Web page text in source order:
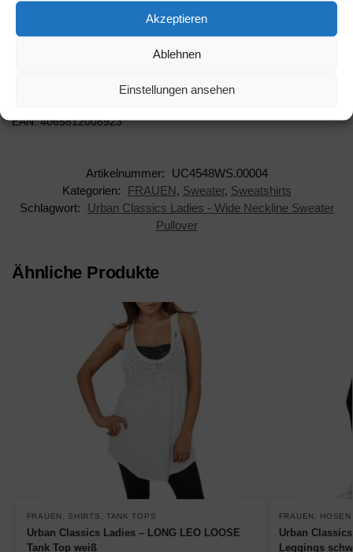
Akzeptieren
Ablehnen
Einstellungen ansehen
Fit Passform. Es fäl…
AAN: UC4548WS.00004
EAN: 4065812008923
Artikelnummer:
UC4548WS.00004
Kategorien:
FRAUEN, Sweater, Sweatshirts
Schlagwort:
Urban Classics Ladies - Wide Neckline Sweater
Pullover
Ähnliche Produkte
FRAUEN SHIRTS TANK TOPS
Urban Classics Ladies – LONG LEO LOOSE
Tank Top weiß
FRAUEN
Urban
Leggings